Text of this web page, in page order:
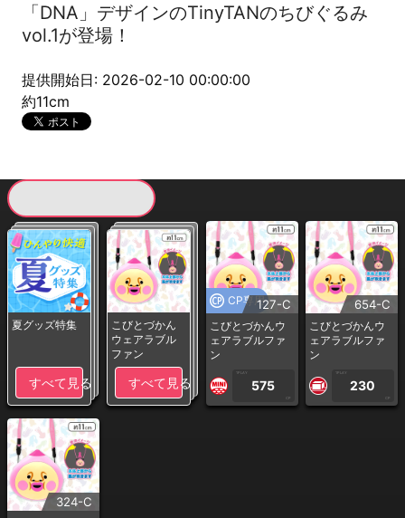
「DNA」デザインのTinyTANのちびぐるみ
vol.1が登場！
提供開始日: 2026-02-10 00:00:00
約11cm
夏グッズ特集
すべて見る
こびとづかん
ウェアラブル
ファン
すべて見る
CP専用127-C
こびとづかんウ
ェアラブルファ
ン
1PLAY
575
CP
654-C
こびとづかんウ
ェアラブルファ
ン
1PLAY
230
CP
324-C